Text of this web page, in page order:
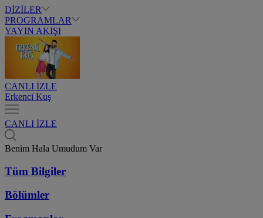
DİZİLER
PROGRAMLAR
YAYIN AKIŞI
CANLI İZLE
Erkenci Kuş
CANLI İZLE
Benim Hala Umudum Var
Tüm Bilgiler
Bölümler